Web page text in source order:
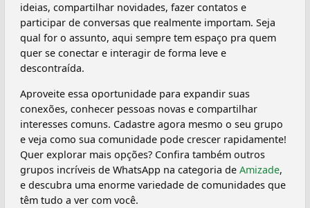
ideias, compartilhar novidades, fazer contatos e
participar de conversas que realmente importam. Seja
qual for o assunto, aqui sempre tem espaço pra quem
quer se conectar e interagir de forma leve e
descontraída.
Aproveite essa oportunidade para expandir suas
conexões, conhecer pessoas novas e compartilhar
interesses comuns. Cadastre agora mesmo o seu grupo
e veja como sua comunidade pode crescer rapidamente!
Quer explorar mais opções? Confira também outros
grupos incríveis de WhatsApp na categoria de Amizade,
e descubra uma enorme variedade de comunidades que
têm tudo a ver com você.